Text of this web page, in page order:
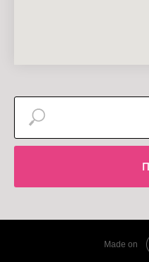
Made on